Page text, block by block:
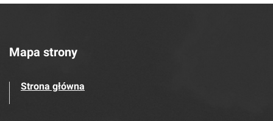
Mapa strony
Strona główna